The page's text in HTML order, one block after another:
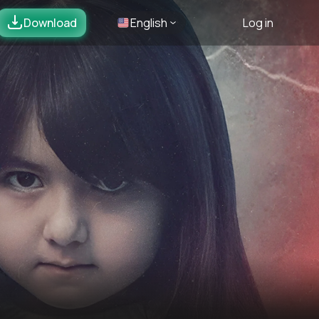
Download English Log in